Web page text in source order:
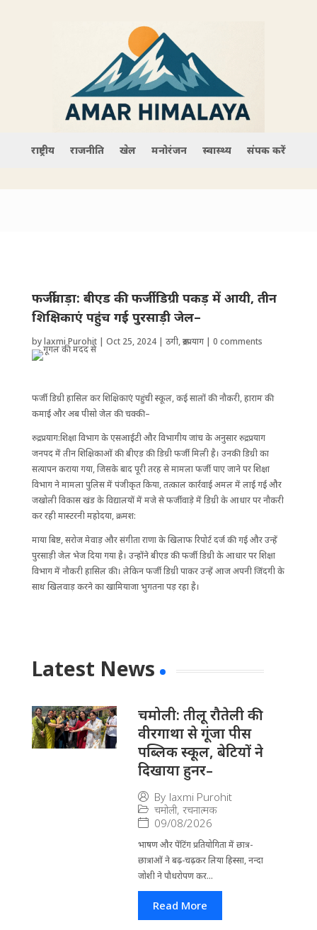
राष्ट्रीय राजनीति खेल मनोरंजन स्वास्थ्य संपर्क करें
फर्जीवाड़ा: बीएड की फर्जी डिग्री पकड़ में आयी, तीन ​
शि​क्षिकाएं पहुंच गई पुरसाड़ी जेल–
bylaxmi Purohit| Oct 25, 2024| ठगी,रूद्रप्रयाग| 0 comments
फर्जी डिग्री हासिल कर ​शि​क्षिकाएं पहुंची स्कूल, कई सालों की नौकरी, हाराम की
कमाई और अब पीसो जेल की चक्की–
रुद्रप्रयाग:​शिक्षा विभाग के एसआईटी और विभागीय जांच के अनुसार रुद्रप्रयाग
जनपद में तीन ​शि​क्षिकाओं की बीएड की ​डिग्री फर्जी मिली है। उनकी डिग्री का
सत्यापन कराया गया, जिसके बाद पूरी तरह से मामला फर्जी पाए जाने पर ​शिक्षा
विभाग ने मामला पुलिस में पंजीकृत किया, तत्काल कार्रवाई अमल में लाई गई और
जखोली विकास खंड के विद्यालयों में मजे से फर्जीवाड़े में डिग्री के आधार पर नौकरी
कर रही मास्टरनी महोदया, क्रमश:
माया बिष्ट, सरोज मेवाड़ और संगीता राणा के ​खिलाफ ​रिपोर्ट दर्ज की गई और उन्हें
पुरसाड़ी जेल भेज दिया गया है। उन्होंने बीएड की फर्जी डिग्री के आधार पर ​शिक्षा
विभाग में नौकरी हासिल की। लेकिन फर्जी डिग्री पाकर उन्हें आज अपनी जिंदगी के
साथ ​खिलवाड़ करने का खामियाजा भुगतना पड़ रहा है।
Latest News
चमोली: तीलू रौतेली की
वीरगाथा से गूंजा पीस
पब्लिक स्कूल, बेटियों ने
दिखाया हुनर–
By laxmi Purohit
चमोली, रचनात्मक
09/08/2026
भाषण और पेंटिंग प्रतियोगिता में छात्र-
छात्राओं ने बढ़-चढ़कर लिया हिस्सा, नन्दा
जोशी ने पौधरोपण कर...
Read More